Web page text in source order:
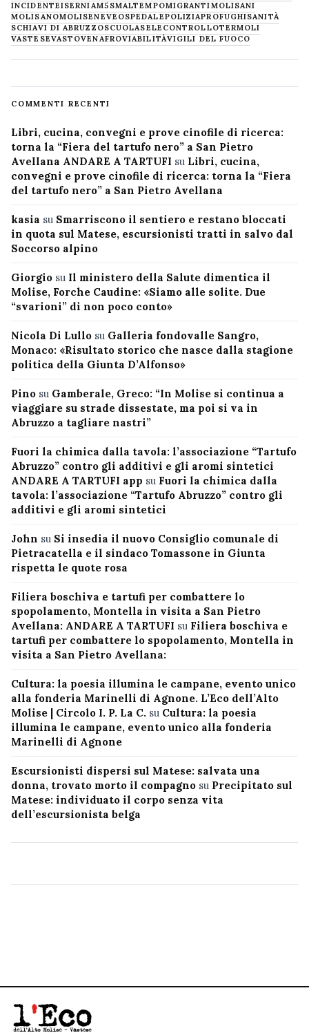
INCIDENTEISERNIAM5SMALTEMPOMIGRANTIMOLISANI
MOLISANOMOLISENEVE OSPEDALEPOLIZIAPROFUGHISANITÀ
SCHIAVI DI ABRUZZOSCUOLASELECONTROLLOTERMOLI
VASTESEVASTOVENAFROVIABILITÀVIGILI DEL FUOCO
COMMENTI RECENTI
Libri, cucina, convegni e prove cinofile di ricerca:
torna la “Fiera del tartufo nero” a San Pietro
Avellana ANDARE A TARTUFI su Libri, cucina,
convegni e prove cinofile di ricerca: torna la “Fiera
del tartufo nero” a San Pietro Avellana
kasia su Smarriscono il sentiero e restano bloccati
in quota sul Matese, escursionisti tratti in salvo dal
Soccorso alpino
Giorgio su Il ministero della Salute dimentica il
Molise, Forche Caudine: «Siamo alle solite. Due
“svarioni” di non poco conto»
Nicola Di Lullo su Galleria fondovalle Sangro,
Monaco: «Risultato storico che nasce dalla stagione
politica della Giunta D’Alfonso»
Pino su Gamberale, Greco: “In Molise si continua a
viaggiare su strade dissestate, ma poi si va in
Abruzzo a tagliare nastri”
Fuori la chimica dalla tavola: l’associazione “Tartufo
Abruzzo” contro gli additivi e gli aromi sintetici
ANDARE A TARTUFI app su Fuori la chimica dalla
tavola: l’associazione “Tartufo Abruzzo” contro gli
additivi e gli aromi sintetici
John su Si insedia il nuovo Consiglio comunale di
Pietracatella e il sindaco Tomassone in Giunta
rispetta le quote rosa
Filiera boschiva e tartufi per combattere lo
spopolamento, Montella in visita a San Pietro
Avellana: ANDARE A TARTUFI su Filiera boschiva e
tartufi per combattere lo spopolamento, Montella in
visita a San Pietro Avellana:
Cultura: la poesia illumina le campane, evento unico
alla fonderia Marinelli di Agnone. L’Eco dell’Alto
Molise | Circolo I. P. La C. su Cultura: la poesia
illumina le campane, evento unico alla fonderia
Marinelli di Agnone
Escursionisti dispersi sul Matese: salvata una
donna, trovato morto il compagno su Precipitato sul
Matese: individuato il corpo senza vita
dell’escursionista belga